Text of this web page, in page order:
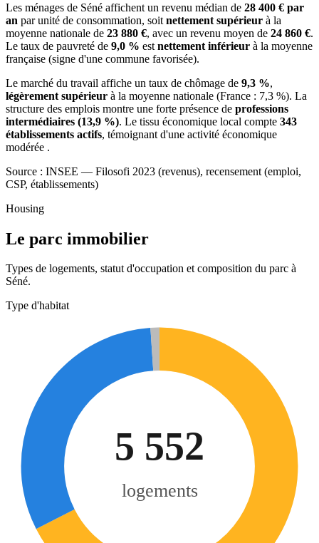
Les ménages de Séné affichent un revenu médian de 28 400 € par
an par unité de consommation, soit nettement supérieur à la
moyenne nationale de 23 880 €, avec un revenu moyen de 24 860 €.
Le taux de pauvreté de 9,0 % est nettement inférieur à la moyenne
française (signe d'une commune favorisée).
Le marché du travail affiche un taux de chômage de 9,3 %,
légèrement supérieur à la moyenne nationale (France : 7,3 %). La
structure des emplois montre une forte présence de professions
intermédiaires (13,9 %). Le tissu économique local compte 343
établissements actifs, témoignant d'une activité économique
modérée .
Source : INSEE — Filosofi 2023 (revenus), recensement (emploi,
CSP, établissements)
Housing
Le parc immobilier
Types de logements, statut d'occupation et composition du parc à
Séné.
Type d'habitat
5 552
logements